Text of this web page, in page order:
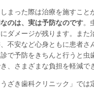
まった際は治療を施すこと
のは、実は予防なのです。
ダメージが残ります。また
不安など心身ともに患者さ
で予防をきちんと行うと虫
、さまざまな負担を軽減で
ざき歯科クリニック」では